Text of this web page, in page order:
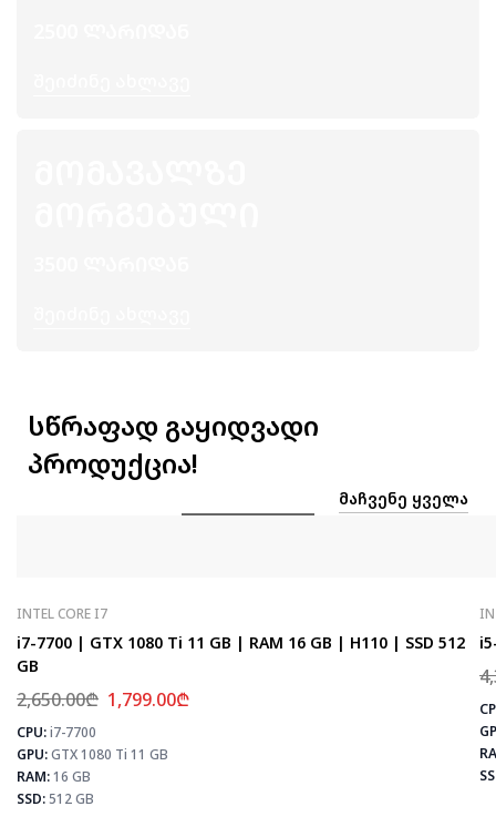
სწრაფად გაყიდვადი
პროდუქცია!
ᲛᲐᲩᲕᲔᲜᲔ ᲧᲕᲔᲚᲐ
INTEL CORE I7
i7-7700 | GTX 1080 Ti 11 GB | RAM 16 GB | H110 | SSD 512
GB
2,650.00₾ 1,799.00₾
CPU:i7-7700
GPU:GTX 1080 Ti 11 GB
RAM:16 GB
SSD:512 GB